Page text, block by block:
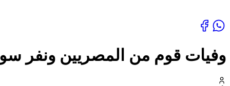
وفيات قوم من المصريين ونفر